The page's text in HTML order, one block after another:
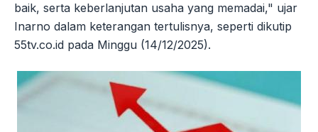
baik, serta keberlanjutan usaha yang memadai," ujar
Inarno dalam keterangan tertulisnya, seperti dikutip
55tv.co.id pada Minggu (14/12/2025).